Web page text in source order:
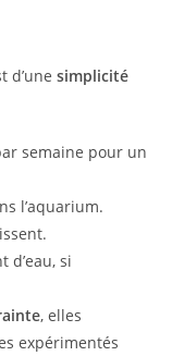
d’unesimplicité
semaine pour un
l’aquarium.
d’eau, si
, elles
expérimentés